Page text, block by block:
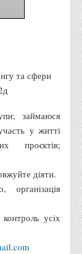
співбесід
2027 н.р.
та сфери
займаюся
у житті
проєктів;
діяти.
організація
контроль усіх